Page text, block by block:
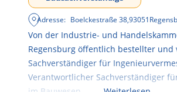
Adresse: Boelckestraße 38,93051
Von der Industrie- und
Regensburg öffentlich bestellter und
Sachverständiger für
Verantwortlicher Sachverständiger